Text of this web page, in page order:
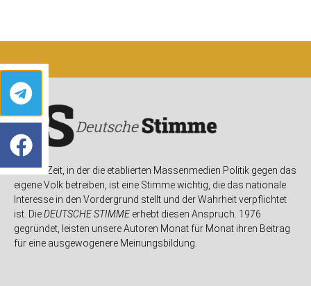
In einer Zeit, in der die etablierten Massenmedien Politik gegen das
eigene Volk betreiben, ist eine Stimme wichtig, die das nationale
Interesse in den Vordergrund stellt und der Wahrheit verpflichtet
ist. DieDEUTSCHE STIMMEerhebt diesen Anspruch. 1976
gegründet, leisten unsere Autoren Monat für Monat ihren Beitrag
für eine ausgewogenere Meinungsbildung.